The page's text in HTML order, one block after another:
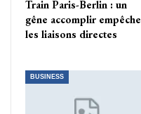
Train Paris-Berlin : un
gêne accomplir empêche
les liaisons directes
BUSINESS